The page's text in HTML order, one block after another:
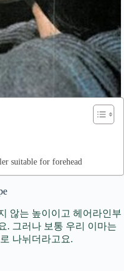
suitable for forehead
않는 높이이고 헤어라인부
. 그러나 보통 우리 이마는
나뉘더라고요.